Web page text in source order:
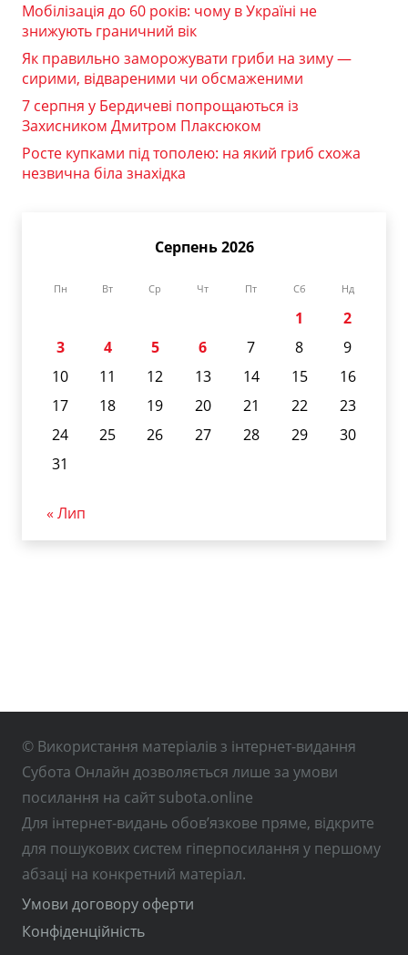
Мобілізація до 60 років: чому в Україні не
знижують граничний вік
Як правильно заморожувати гриби на зиму —
сирими, відвареними чи обсмаженими
7 серпня у Бердичеві попрощаються із
Захисником Дмитром Плаксюком
Росте купками під тополею: на який гриб схожа
незвична біла знахідка
Серпень 2026
Пн Вт Ср Чт Пт Сб Нд
1
2
3
4 5 6 7 8
9
10
11 12 13 14 15
16
17
18 19 20 21 22
23
24
25 26 27 28 29
30
31
« Лип
© Використання матеріалів з інтернет-видання
Субота Онлайн дозволяється лише за умови
посилання на сайт subota.online
Для інтернет-видань обов’язкове пряме, відкрите
для пошукових систем гіперпосилання у першому
абзаці на конкретний матеріал.
Умови договору оферти
Конфіденційність